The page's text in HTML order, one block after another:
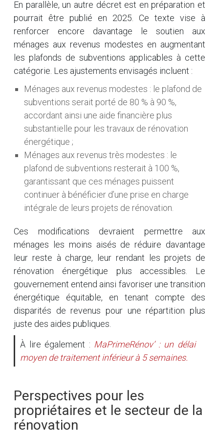
En parallèle, un autre décret est en préparation et
pourrait être publié en 2025. Ce texte vise à
renforcer encore davantage le soutien aux
ménages aux revenus modestes en augmentant
les plafonds de subventions applicables à cette
catégorie. Les ajustements envisagés incluent :
Ménages aux revenus modestes : le plafond de
subventions serait porté de 80 % à 90 %,
accordant ainsi une aide financière plus
substantielle pour les travaux de rénovation
énergétique ;
Ménages aux revenus très modestes : le
plafond de subventions resterait à 100 %,
garantissant que ces ménages puissent
continuer à bénéficier d’une prise en charge
intégrale de leurs projets de rénovation.
Ces modifications devraient permettre aux
ménages les moins aisés de réduire davantage
leur reste à charge, leur rendant les projets de
rénovation énergétique plus accessibles. Le
gouvernement entend ainsi favoriser une transition
énergétique équitable, en tenant compte des
disparités de revenus pour une répartition plus
juste des aides publiques.
À lire également : MaPrimeRénov’ : un délai
moyen de traitement inférieur à 5 semaines.
Perspectives pour les
propriétaires et le secteur de la
rénovation